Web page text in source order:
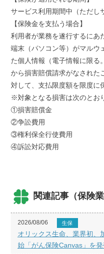
サービス利用期間中（ただし
【保険金を支払う場合】
利用者が業務を遂行するにあ
端末（パソコン等）がマルウ
た個人情報（電子情報に限る
から損害賠償請求がなされた
対して、支払限度額を限度に
※対象となる損害は次のとお
①損害賠償金
②争訟費用
③権利保全行使費用
④訴訟対応費用
関連記事（保険
2026/08/06 生保
オリックス生命、業界初、
始「がん保険Canvas」を